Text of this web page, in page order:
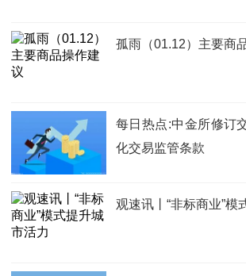
孤雨（01.12）主要商
每日热点:中金所修订
化交易监管条款
观速讯丨“非标商业”模